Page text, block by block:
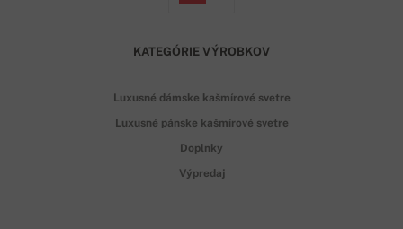
KATEGÓRIE VÝROBKOV
Luxusné dámske kašmírové svetre
Luxusné pánske kašmírové svetre
Doplnky
Výpredaj